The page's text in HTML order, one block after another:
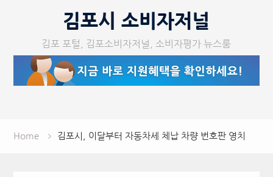
김포시 소비자저널
김포 포털, 김포소비자저널, 소비자평가 뉴스룸
Home 김포시, 이달부터 자동차세 체납 차량 번호판 영치